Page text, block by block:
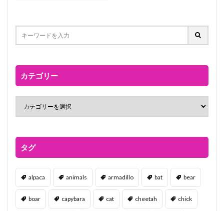
カテゴリー
タグ
alpaca animals armadillo bat bear
boar capybara cat cheetah chick